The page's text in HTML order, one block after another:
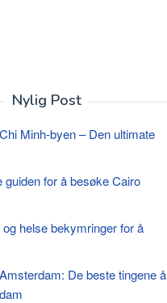
Nylig Post
Minh-byen – Den ultimate
guiden for å besøke Cairo
helse bekymringer for å
De beste tingene å